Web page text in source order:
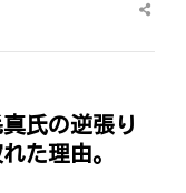
Share
氏の逆張り
た理由。